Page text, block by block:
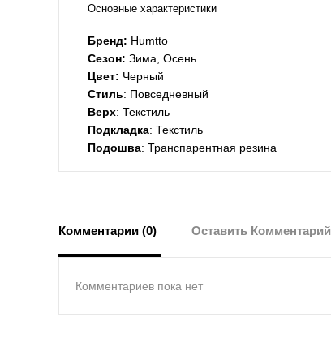
Основные характеристики
Бренд: Humtto
Сезон: Зима, Осень
Цвет: Черный
Стиль: Повседневный
Верх: Текстиль
Подкладка: Текстиль
Подошва: Транспарентная резина
Комментарии (0) Оставить Комментарий
Комментариев пока нет